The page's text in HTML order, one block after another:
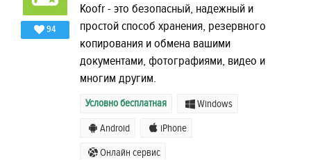
94
Koofr - это безопасный, надежный и
простой способ хранения, резервного
копирования и обмена вашими
документами, фотографиями, видео и
многим другим.
Условно бесплатная Windows
Android iPhone
Онлайн сервис